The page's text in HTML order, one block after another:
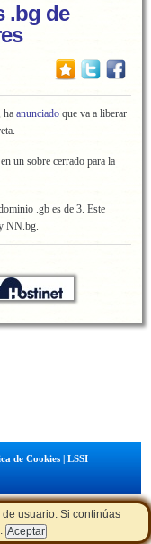
usuario. Si continúas
.
.bg de
ha anunciado que va a liberar
un sobre cerrado para la
.gb es de 3. Este
NN.bg.
de Cookies| LSSI